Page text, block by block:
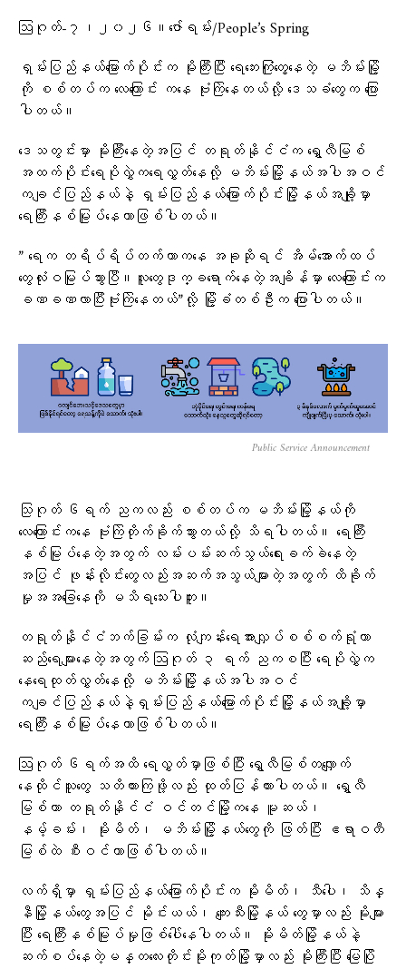
ဩဂုတ်-၇၊၂၀၂၆။ဇော်ရမ်း/People’s Spring
ရှမ်းပြည်နယ်မြောက်ပိုင်းက မိုးကြီးပြီး ရေဘေးကြုံတွေ့နေတဲ့ မဘိမ်းမြို့
ကို စစ်တပ်က လေကြောင်း ကနေ ဗုံးကြဲနေတယ်လို့ ဒေသခံတွေက ပြော
ပါတယ်။
ဒေသတွင်းမှာ မိုးကြီးနေတဲ့အပြင် တရုတ်နိုင်ငံက ရွှေလီမြစ်
အထက်ပိုင်းရေပိုလွှဲက​ရေလွှတ်နေလို့ မဘိမ်းမြို့နယ်အပါအဝင်
ကချင်ပြည်နယ်နဲ့ ရှမ်းပြည်နယ်မြောက်ပိုင်းမြို့နယ်အချို့မှာ
ရေကြီးနစ်မြုပ်နေတာဖြစ်ပါတယ်။
” ရေက တရိပ်ရိပ်တက်တာကနေ အခုဆိုရင် အိမ်အောက်ထပ်
တွေလုံးဝမြုပ်သွားပြီ။လူတွေဒုက္ခရောက်နေတဲ့အချိန်မှာ လေကြောင်းက
ခဏခဏလာပြီးဗုံးကြဲနေတယ်”လို့ မြို့ခံတစ်ဦးက ပြောပါတယ်။
Public Service Announcement
သြဂုတ် ၆ရက် ညကလည်း စစ်တပ်က မဘိမ်းမြို့နယ်ကို
လေကြောင်းကနေ ဗုံးကြဲတိုက်ခိုက်သွားတယ်လို့ သိရပါတယ်။ ရေကြီး
နစ်မြုပ်နေတဲ့အတွက် လမ်းပမ်းဆက်သွယ်ရေးခက်ခဲနေတဲ့
အပြင် ဖုန်းလိုင်းတွေလည်းအဆက်အသွယ်များတဲ့အတွက် ထိခိုက်
မှုအအခြေနေကို မသိရသေးပါဘူး။
တရုတ်နိုင်ငံဘက်ခြမ်းက လုံကျန်းရေအားလျှပ်စစ်စက်ရုံဟာ
ဆည်ရေများနေတဲ့အတွက် ဩဂုတ် ၃ ရက် ညကစပြီး ရေပိုလွှဲက‌
နေရေထုတ်လွှတ်နေလို့ မဘိမ်းမြို့နယ်အပါအဝင်
ကချင်ပြည်နယ်နဲ့ရှမ်းပြည်နယ်မြောက်ပိုင်းမြို့နယ်အချို့မှာ
ရေကြီးနစ်မြုပ်နေတာဖြစ်ပါတယ်။
ဩဂုတ် ၆ရက်အထိ ရေလွှတ်မှာဖြစ်ပြီး ရွှေလီမြစ်တလျှောက်
နေထိုင်သူတွေ သတိထားကြဖို့လည်း ထုတ်ပြန်ထားပါတယ်။ ရွှေလီ
မြစ်ဟာ တရုတ်နိုင်ငံ ဝင်တင်မြို့ကနေ မူဆယ်၊
နမ့်ခမ်း၊ မိုးမိတ်၊ မဘိမ်းမြို့နယ်တွေကို ဖြတ်ပြီး ဧရာဝတီ
မြစ်ထဲ စီးဝင်တာဖြစ်ပါတယ်။
လက်ရှိမှာ ရှမ်းပြည်နယ်မြောက်ပိုင်းက မိုးမိတ်၊ သီပေါ၊ သိန္
နီမြို့နယ်တွေအပြင် မိုင်းယယ်၊ ကျေးသီးမြို့နယ်‌ တွေမှာလည်း မိုးများ
ပြီး ရေကြီးနစ်မြုပ်မှုဖြစ်ပေါ်နေပါတယ်။ မိုးမိတ်မြို့နယ်နဲ့
ဆက်စပ်နေတဲ့မန္တလေးတိုင်းမိုးကုတ်မြို့မှာလည်း မိုးကြီးပြီး မြေပြို